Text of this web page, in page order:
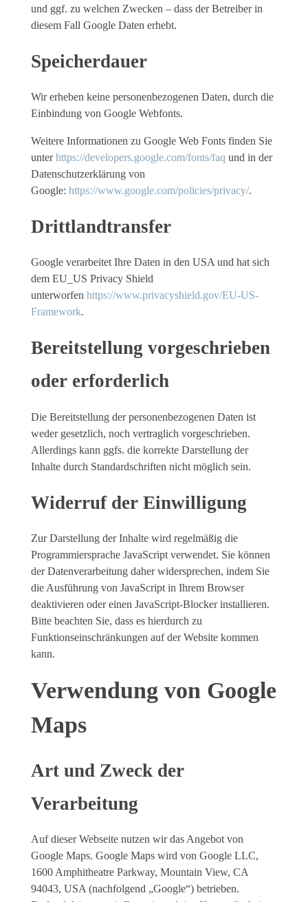
und ggf. zu welchen Zwecken – dass der Betreiber in
diesem Fall Google Daten erhebt.
Speicherdauer
Wir erheben keine personenbezogenen Daten, durch die
Einbindung von Google Webfonts.
Weitere Informationen zu Google Web Fonts finden Sie
unterhttps://developers.google.com/fonts/faq und in der
Datenschutzerklärung von
Google: https://www.google.com/policies/privacy/.
Drittlandtransfer
Google verarbeitet Ihre Daten in den USA und hat sich
dem EU_US Privacy Shield
unterworfen https://www.privacyshield.gov/EU-US-
Framework.
Bereitstellung vorgeschrieben
oder erforderlich
Die Bereitstellung der personenbezogenen Daten ist
weder gesetzlich, noch vertraglich vorgeschrieben.
Allerdings kann ggfs. die korrekte Darstellung der
Inhalte durch Standardschriften nicht möglich sein.
Widerruf der Einwilligung
Zur Darstellung der Inhalte wird regelmäßig die
Programmiersprache JavaScript verwendet. Sie können
der Datenverarbeitung daher widersprechen, indem Sie
die Ausführung von JavaScript in Ihrem Browser
deaktivieren oder einen JavaScript-Blocker installieren.
Bitte beachten Sie, dass es hierdurch zu
Funktionseinschränkungen auf der Website kommen
kann.
Verwendung von Google
Maps
Art und Zweck der
Verarbeitung
Auf dieser Webseite nutzen wir das Angebot von
Google Maps. Google Maps wird von Google LLC,
1600 Amphitheatre Parkway, Mountain View, CA
94043, USA (nachfolgend „Google“) betrieben.